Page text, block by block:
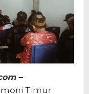
Timur
–
Timur